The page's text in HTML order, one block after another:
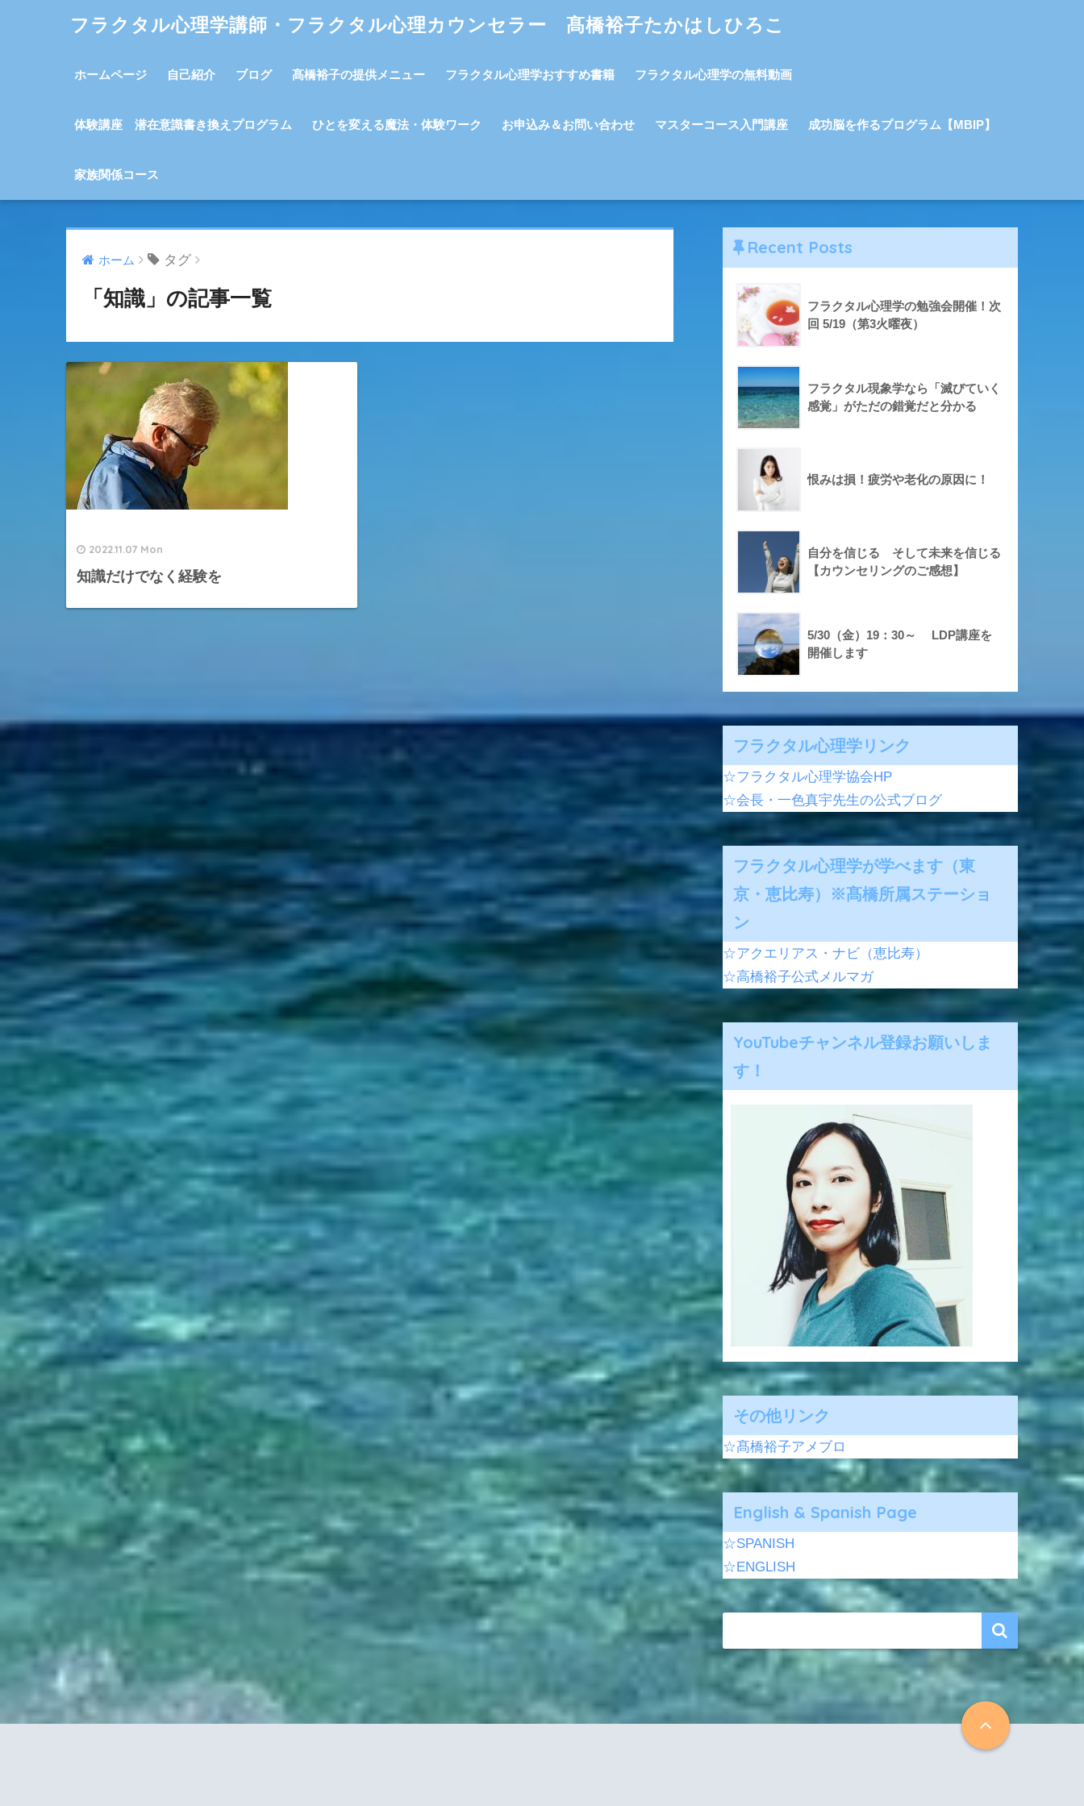
フラクタル心理学講師・フラクタル心理カウンセラー 髙橋裕子たかはしひろこ
ホームページ 自己紹介 ブログ 髙橋裕子の提供メニュー フラクタル心理学おすすめ書籍 フラクタル心理学の無料動画
体験講座 潜在意識書き換えプログラム ひとを変える魔法・体験ワーク お申込み＆お問い合わせ マスターコース入門講座 成功脳を作るプログラム【MBIP】
家族関係コース
ホーム タグ
「知識」の記事一覧
2022.11.07 Mon
知識だけでなく経験を
Recent Posts
フラクタル心理学の勉強会開催！次
回 5/19（第3火曜夜）
フラクタル現象学なら「滅びていく
感覚」がただの錯覚だと分かる
恨みは損！疲労や老化の原因に！
自分を信じる そして未来を信じる
【カウンセリングのご感想】
5/30（金）19：30～ LDP講座を
開催します
フラクタル心理学リンク
☆フラクタル心理学協会HP
☆会長・一色真宇先生の公式ブログ
フラクタル心理学が学べます（東
京・恵比寿）※髙橋所属ステーショ
ン
☆アクエリアス・ナビ（恵比寿）
☆高橋裕子公式メルマガ
YouTubeチャンネル登録お願いしま
す！
その他リンク
☆髙橋裕子アメブロ
English & Spanish Page
☆SPANISH
☆ENGLISH